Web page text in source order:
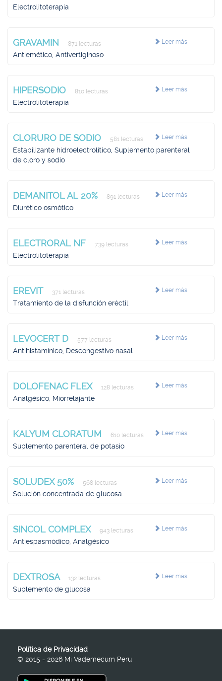
Electrolitoterapia
Leer más
GRAVAMIN 871 lecturas
Antiemético, Antivertiginoso
Leer más
HIPERSODIO 810 lecturas
Electrolitoterapia
Leer más
CLORURO DE SODIO 581 lecturas
Estabilizante hidroelectrolítico, Suplemento parenteral
de cloro y sodio
Leer más
DEMANITOL AL 20% 891 lecturas
Diurético osmótico
Leer más
ELECTRORAL NF 739 lecturas
Electrolitoterapia
Leer más
EREVIT 371 lecturas
Tratamiento de la disfunción eréctil
Leer más
LEVOCERT D 577 lecturas
Antihistamínico, Descongestivo nasal
Leer más
DOLOFENAC FLEX 128 lecturas
Analgésico, Miorrelajante
Leer más
KALYUM CLORATUM 610 lecturas
Suplemento parenteral de potasio
Leer más
SOLUDEX 50% 568 lecturas
Solución concentrada de glucosa
Leer más
SINCOL COMPLEX 943 lecturas
Antiespasmódico, Analgésico
Leer más
DEXTROSA 132 lecturas
Suplemento de glucosa
Política de Privacidad
© 2015 - 2026 Mi Vademecum Peru